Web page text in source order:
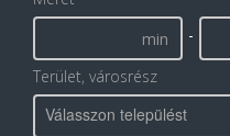
-
Terület, városrész
Válasszon települést